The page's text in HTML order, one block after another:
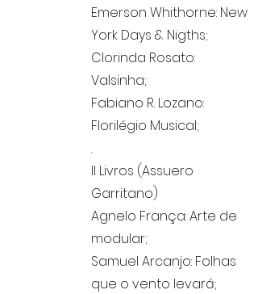
Emerson Whithorne: New
York Days & Nigths;
Clorinda Rosato:
Valsinha;
Fabiano R. Lozano:
Florilégio Musical;
.
II Livros (Assuero
Garritano)
Agnelo França: Arte de
modular;
Samuel Arcanjo: Folhas
que o vento levará;